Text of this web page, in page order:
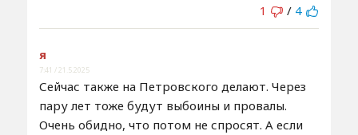
1
/ 4
я
7:41 / 21.5.2025
Сейчас также на Петровского делают. Через
пару лет тоже будут выбоины и провалы.
Очень обидно, что потом не спросят. А если